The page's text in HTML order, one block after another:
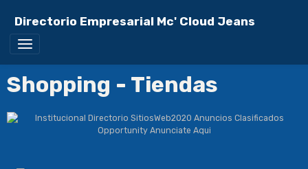
Directorio Empresarial Mc' Cloud Jeans
Shopping - Tiendas